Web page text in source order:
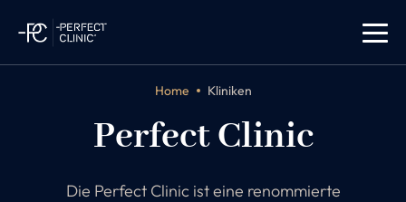
Home Kliniken
Perfect Clinic
Die Perfect Clinic ist eine renommierte